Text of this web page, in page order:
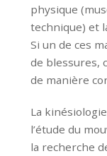
physique
technique) et
Si un de ces
de blessures,
de manière
La
l’étude du
la recherche